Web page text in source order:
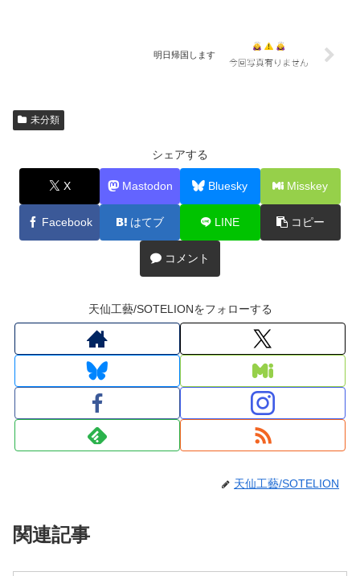
明日帰国します
未分類
シェアする
X Mastodon Bluesky Misskey
Facebook はてブ LINE コピー
コメント
天仙工藝/SOTELIONをフォローする
天仙工藝/SOTELION
関連記事